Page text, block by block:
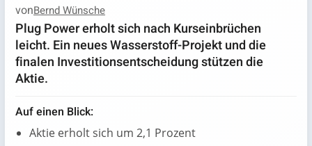
vonBernd Wünsche
Plug Power erholt sich nach Kurseinbrüchen
leicht. Ein neues Wasserstoff-Projekt und die
finalen Investitionsentscheidung stützen die
Aktie.
Auf einen Blick:
Aktie erholt sich um 2,1 Prozent